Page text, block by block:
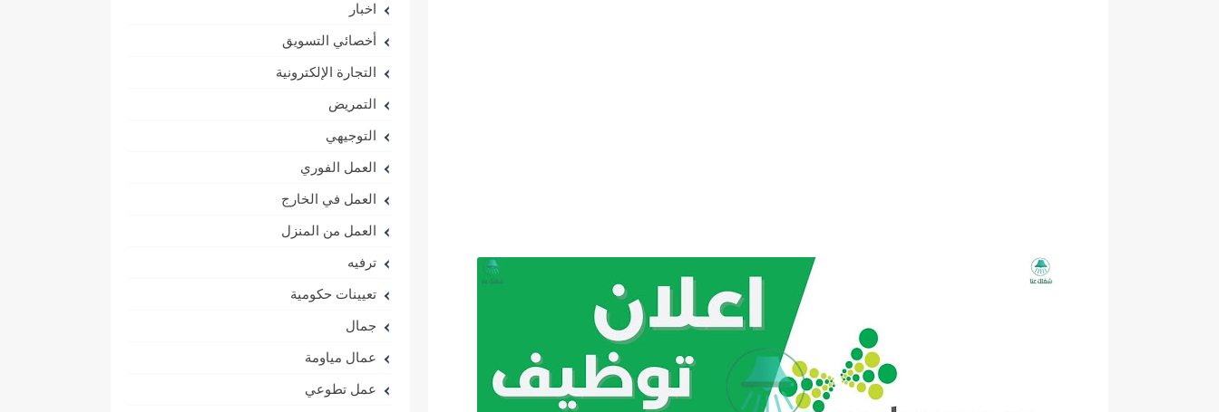
اخبار
أخصائي التسويق
التجارة الإلكترونية
التمريض
التوجيهي
العمل الفوري
العمل في الخارج
العمل من المنزل
ترفيه
تعيينات حكومية
جمال
عمال مياومة
عمل تطوعي